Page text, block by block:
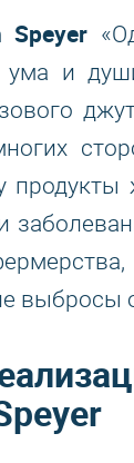
Speyer
ума и
продукты
выбросы